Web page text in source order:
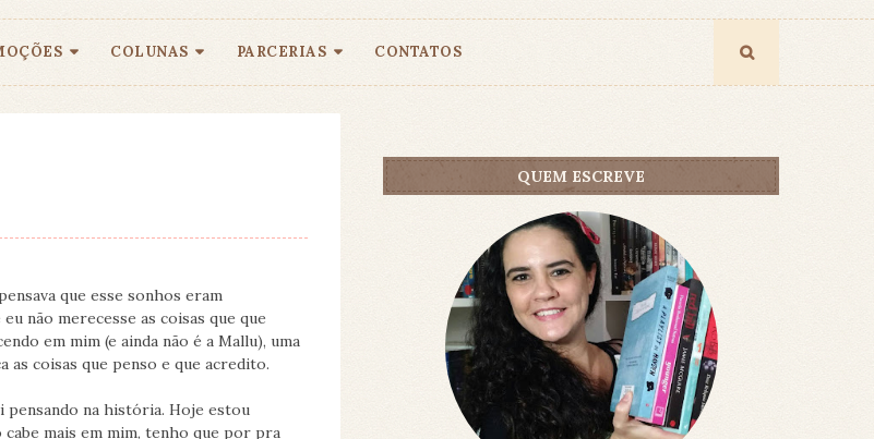
COLUNAS PARCERIAS CONTATOS
que esse sonhos eram
não merecesse as coisas que que
em mim (e ainda não é a Mallu), uma
coisas que penso e que acredito.
pensando na história. Hoje estou
mais em mim, tenho que por pra
QUEM ESCREVE